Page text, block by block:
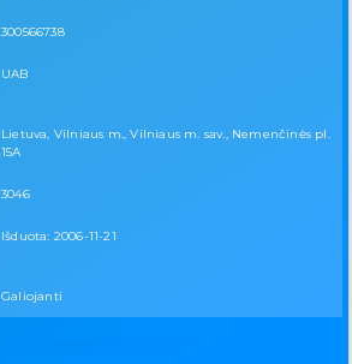
300566738
UAB
Lietuva, Vilniaus m., Vilniaus m. sav., Nemenčinės pl.
15A
3046
Išduota: 2006-11-21
Galiojanti